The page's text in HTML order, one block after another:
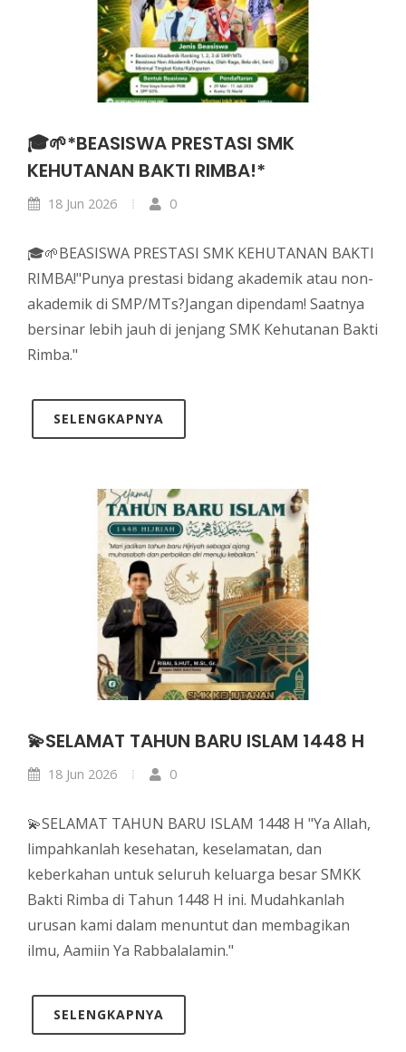
🎓🌱*BEASISWA PRESTASI SMK
KEHUTANAN BAKTI RIMBA!*
18 Jun 2026 0
🎓🌱BEASISWA PRESTASI SMK KEHUTANAN BAKTI
RIMBA!"Punya prestasi bidang akademik atau non-
akademik di SMP/MTs?Jangan dipendam! Saatnya
bersinar lebih jauh di jenjang SMK Kehutanan Bakti
Rimba."
SELENGKAPNYA
💫SELAMAT TAHUN BARU ISLAM 1448 H
18 Jun 2026 0
💫SELAMAT TAHUN BARU ISLAM 1448 H "Ya Allah,
limpahkanlah kesehatan, keselamatan, dan
keberkahan untuk seluruh keluarga besar SMKK
Bakti Rimba di Tahun 1448 H ini. Mudahkanlah
urusan kami dalam menuntut dan membagikan
ilmu, Aamiin Ya Rabbalalamin."
SELENGKAPNYA